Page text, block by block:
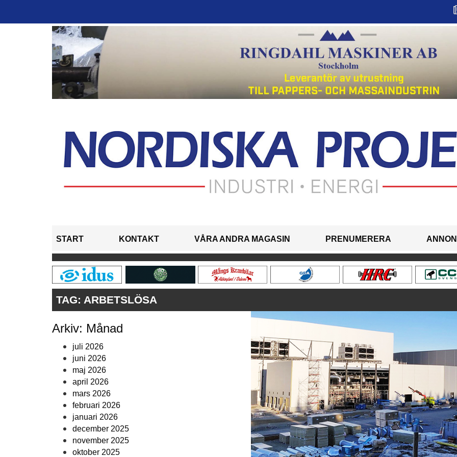
START KONTAKT VÅRA ANDRA MAGASIN PRENUMERERA
TAG: ARBETSLÖSA
Arkiv: Månad
juli 2026
juni 2026
maj 2026
april 2026
mars 2026
februari 2026
januari 2026
december 2025
november 2025
oktober 2025